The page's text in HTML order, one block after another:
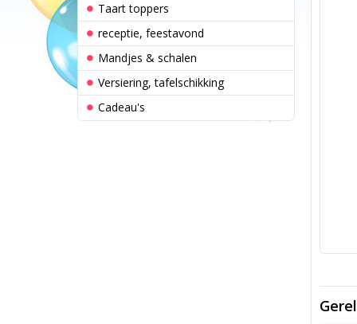
Taart toppers
receptie, feestavond
Mandjes & schalen
Versiering, tafelschikking
Cadeau's